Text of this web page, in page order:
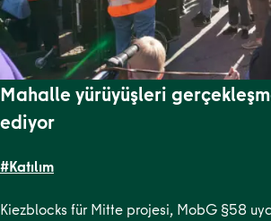
Mahalle yürüyüşleri
ediyor
#Katılım
Kiezblocks für Mitte projesi, MobG §58